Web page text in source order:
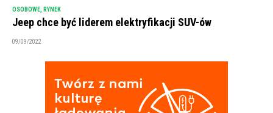
OSOBOWE RYNEK
Jeep chce być liderem elektryfikacji SUV-ów
09/09/2022